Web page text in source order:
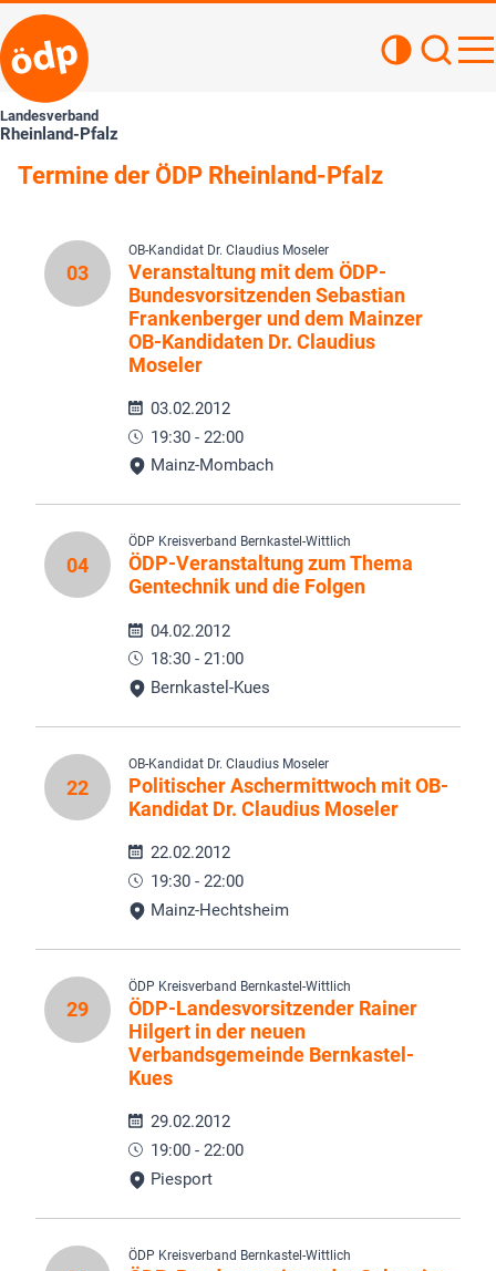
Landesverband
Rheinland-Pfalz
Termine der ÖDP Rheinland-Pfalz
03
OB-Kandidat Dr. Claudius Moseler
Veranstaltung mit dem ÖDP-
Bundesvorsitzenden Sebastian
Frankenberger und dem Mainzer
OB-Kandidaten Dr. Claudius
Moseler
03.02.2012
19:30 - 22:00
Mainz-Mombach
04
ÖDP Kreisverband Bernkastel-Wittlich
ÖDP-Veranstaltung zum Thema
Gentechnik und die Folgen
04.02.2012
18:30 - 21:00
Bernkastel-Kues
22
OB-Kandidat Dr. Claudius Moseler
Politischer Aschermittwoch mit OB-
Kandidat Dr. Claudius Moseler
22.02.2012
19:30 - 22:00
Mainz-Hechtsheim
29
ÖDP Kreisverband Bernkastel-Wittlich
ÖDP-Landesvorsitzender Rainer
Hilgert in der neuen
Verbandsgemeinde Bernkastel-
Kues
29.02.2012
19:00 - 22:00
Piesport
ÖDP Kreisverband Bernkastel-Wittlich